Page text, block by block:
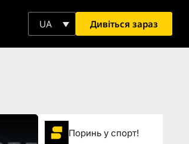
UA Дивіться зараз
Поринь у спорт!